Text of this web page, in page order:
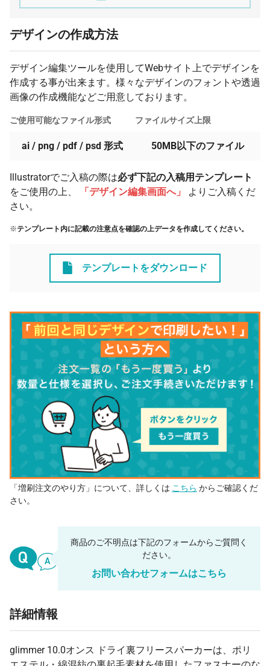
デザインの作成方法
デザイン編集ツールを使用してWebサイト上でデザインを
作成する事が出来ます。様々なデザインのフォントや透過
画像の作成機能などご用意しております。
ご使用可能なファイル形式
ai / png / pdf / psd 形式
ファイルサイズ上限
50MB以下のファイル
Illustratorでご入稿の際は必ず下記の入稿用テンプレート
をご使用の上、
「デザイン編集画面へ」
よりご入稿くだ
さい。
※テンプレート内に記載の注意点を確認の上データを作成してください。
テンプレートをダウンロード
「増刷注文のやり方」について、詳しくは こちら からご確認くだ
さい。
商品のご不明点は下記のフォームからご質問く
ださい。
お問い合わせフォームはこちら
詳細情報
glimmer 10.0オンス ドライ裏フリースパーカーは、ポリ